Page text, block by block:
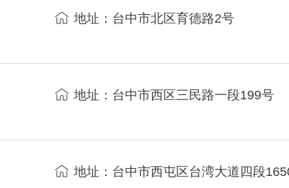
地址：台中市北区育德路2号
地址：台中市西区三民路一段199号
地址：台中市西屯区台湾大道四段